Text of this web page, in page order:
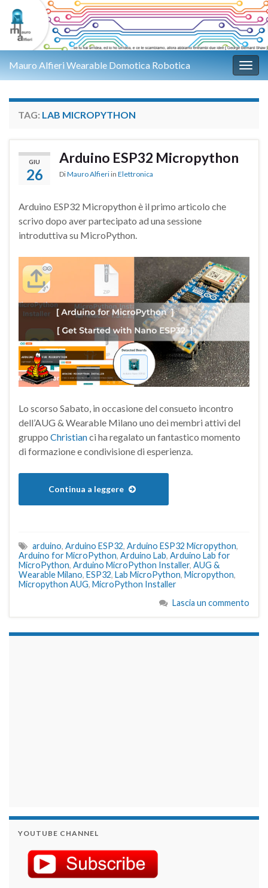
Mauro Alfieri Wearable Domotica Robotica
TAG: LAB MICROPYTHON
GIU
26
Arduino ESP32 Micropython
DiMauro Alfieri in Elettronica
Arduino ESP32 Micropython è il primo articolo che
scrivo dopo aver partecipato ad una sessione
introduttiva su MicroPython.
Lo scorso Sabato, in occasione del consueto incontro
dell’AUG & Wearable Milano uno dei membri attivi del
gruppo Christianci ha regalato un fantastico momento
di formazione e condivisione di esperienza.
Continua a leggere
arduino, Arduino ESP32, Arduino ESP32 Micropython,
Arduino for MicroPython, Arduino Lab, Arduino Lab for
MicroPython, Arduino MicroPython Installer, AUG &
Wearable Milano, ESP32, Lab MicroPython, Micropython,
Micropython AUG, MicroPython Installer
Lascia un commento
YOUTUBE CHANNEL